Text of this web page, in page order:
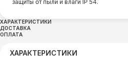
защиты от пыли и влаги IP 54.
ХАРАКТЕРИСТИКИ
ДОСТАВКА
ОПЛАТА
ХАРАКТЕРИСТИКИ